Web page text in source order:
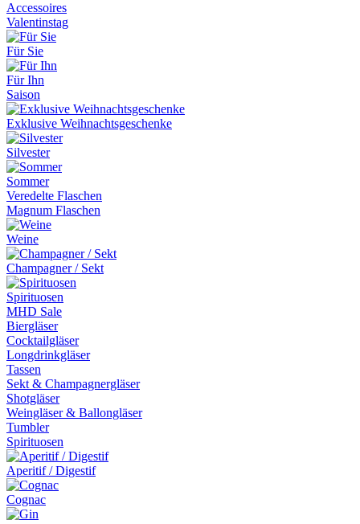
Accessoires
Valentinstag
Für Sie
Für Ihn
Saison
Exklusive Weihnachtsgeschenke
Silvester
Sommer
Veredelte Flaschen
Magnum Flaschen
Weine
Champagner / Sekt
Spirituosen
MHD Sale
Biergläser
Cocktailgläser
Longdrinkgläser
Tassen
Sekt & Champagnergläser
Shotgläser
Weingläser & Ballongläser
Tumbler
Spirituosen
Aperitif / Digestif
Cognac